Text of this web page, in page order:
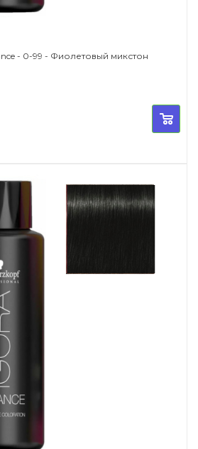
Schwarzkopf Igora Vibrance - 0-99 - Фиолетовый микстон